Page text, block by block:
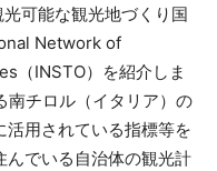
可能な観光地づくり国
Network of
（INSTO）を紹介しま
南チロル（イタリア）の
用されている指標等を
んでいる自治体の観光計